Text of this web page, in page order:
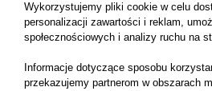
Zobacz
Wykorzystujemy pliki cookie w celu
personalizacji zawartości i reklam,
społecznościowych i analizy ruchu na
Informacje dotyczące sposobu
przekazujemy partnerom w obszarach